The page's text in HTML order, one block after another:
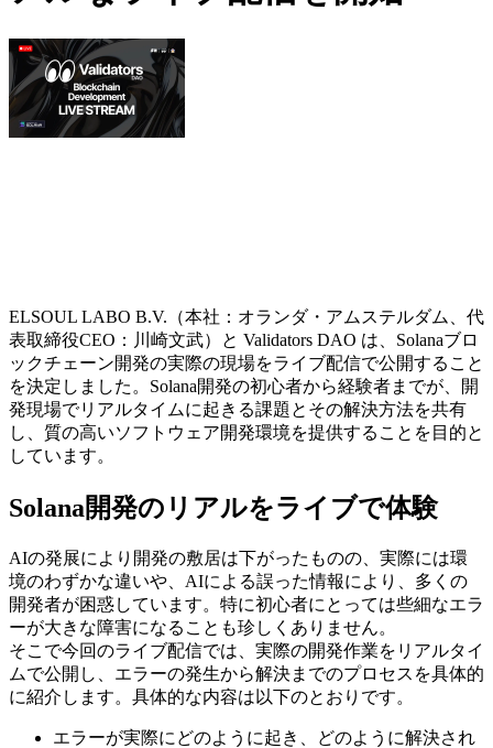
ELSOUL LABO B.V.（本社：オランダ・アムステルダム、代
表取締役CEO：川崎文武）と Validators DAO は、Solanaブロ
ックチェーン開発の実際の現場をライブ配信で公開すること
を決定しました。Solana開発の初心者から経験者までが、開
発現場でリアルタイムに起きる課題とその解決方法を共有
し、質の高いソフトウェア開発環境を提供することを目的と
しています。
Solana開発のリアルをライブで体験
AIの発展により開発の敷居は下がったものの、実際には環
境のわずかな違いや、AIによる誤った情報により、多くの
開発者が困惑しています。特に初心者にとっては些細なエラ
ーが大きな障害になることも珍しくありません。
そこで今回のライブ配信では、実際の開発作業をリアルタイ
ムで公開し、エラーの発生から解決までのプロセスを具体的
に紹介します。具体的な内容は以下のとおりです。
エラーが実際にどのように起き、どのように解決され